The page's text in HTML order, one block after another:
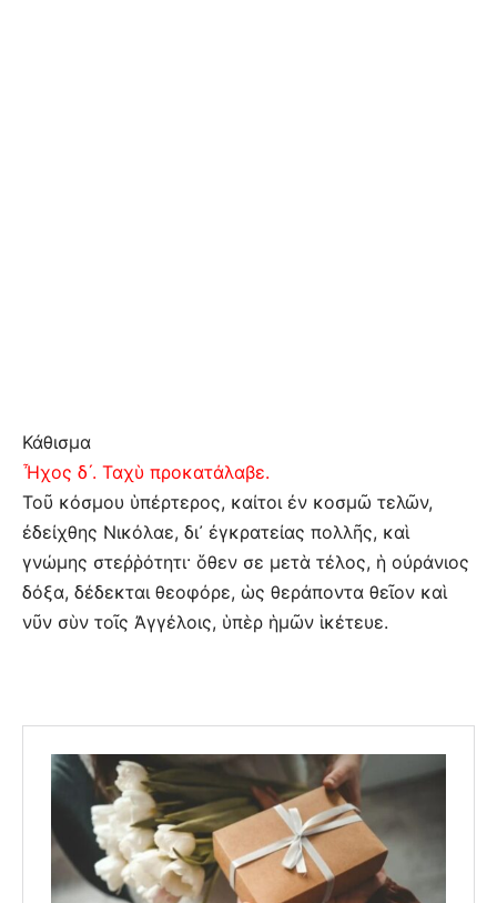
Κάθισμα
Ἦχος δ´. Ταχὺ προκατάλαβε.
Τοῦ κόσμου ὑπέρτερος, καίτοι ἐν κοσμῶ τελῶν,
ἐδείχθης Νικόλαε, δι᾿ ἐγκρατείας πολλῆς, καὶ
γνώμης στεῤῥότητι· ὅθεν σε μετὰ τέλος, ἡ οὐράνιος
δόξα, δέδεκται θεοφόρε, ὡς θεράποντα θεῖον καὶ
νῦν σὺν τοῖς Ἀγγέλοις, ὑπὲρ ἡμῶν ἱκέτευε.